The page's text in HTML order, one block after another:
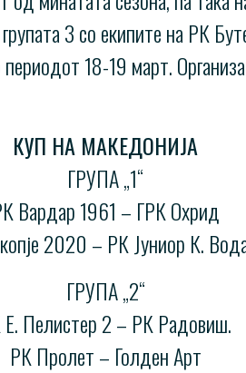
3 со екипите на РК
18-19 март.
КУП НА МАКЕДОНИЈА
ГРУПА „1“
Вардар 1961 – ГРК Охрид
2020 – РК Јуниор К.
ГРУПА „2“
Пелистер 2 – РК Радовиш.
РК Пролет – Голден Арт